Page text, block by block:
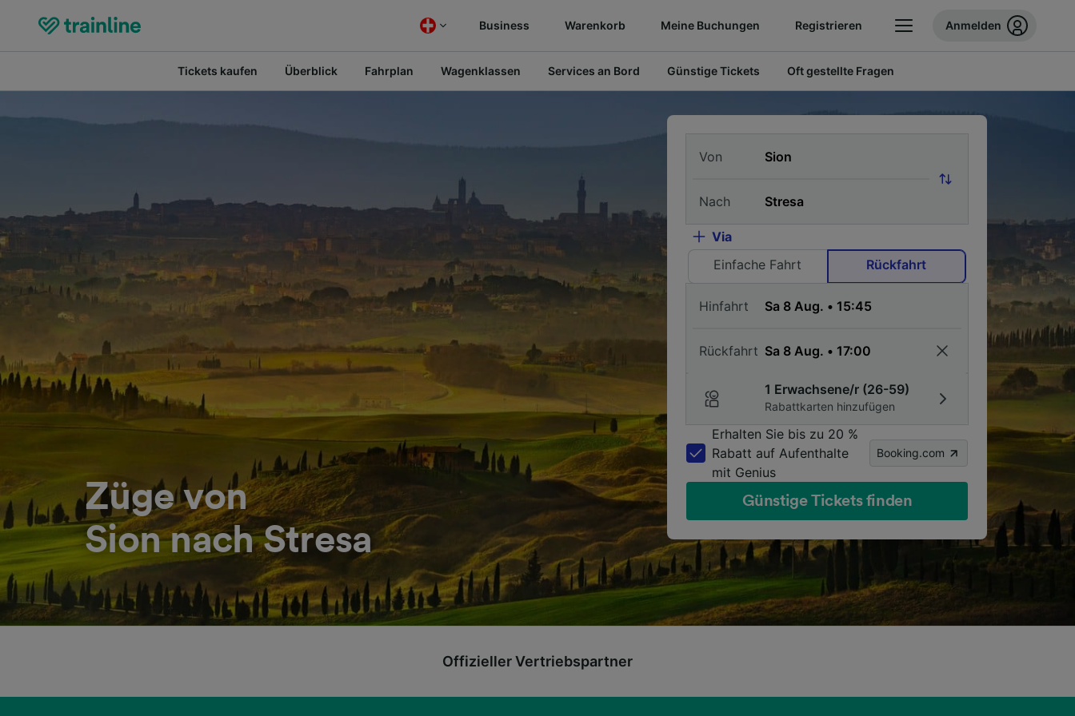
Business Warenkorb Meine Buchungen Registrieren Anmelden
Tickets kaufen Überblick Fahrplan Wagenklassen Services an Bord Günstige Tickets Oft gestellte Fragen
Züge von
Sion nach Stresa
Von
Nach
Via
Einfache Fahrt
Rückfahrt
Hinfahrt
Rückfahrt
1 Erwachsene/r (26-59)
Rabattkarten hinzufügen
Erhalten Sie bis zu 20 %
Rabatt auf Aufenthalte
mit Genius
Booking.com
Günstige Tickets finden
Offizieller Vertriebspartner